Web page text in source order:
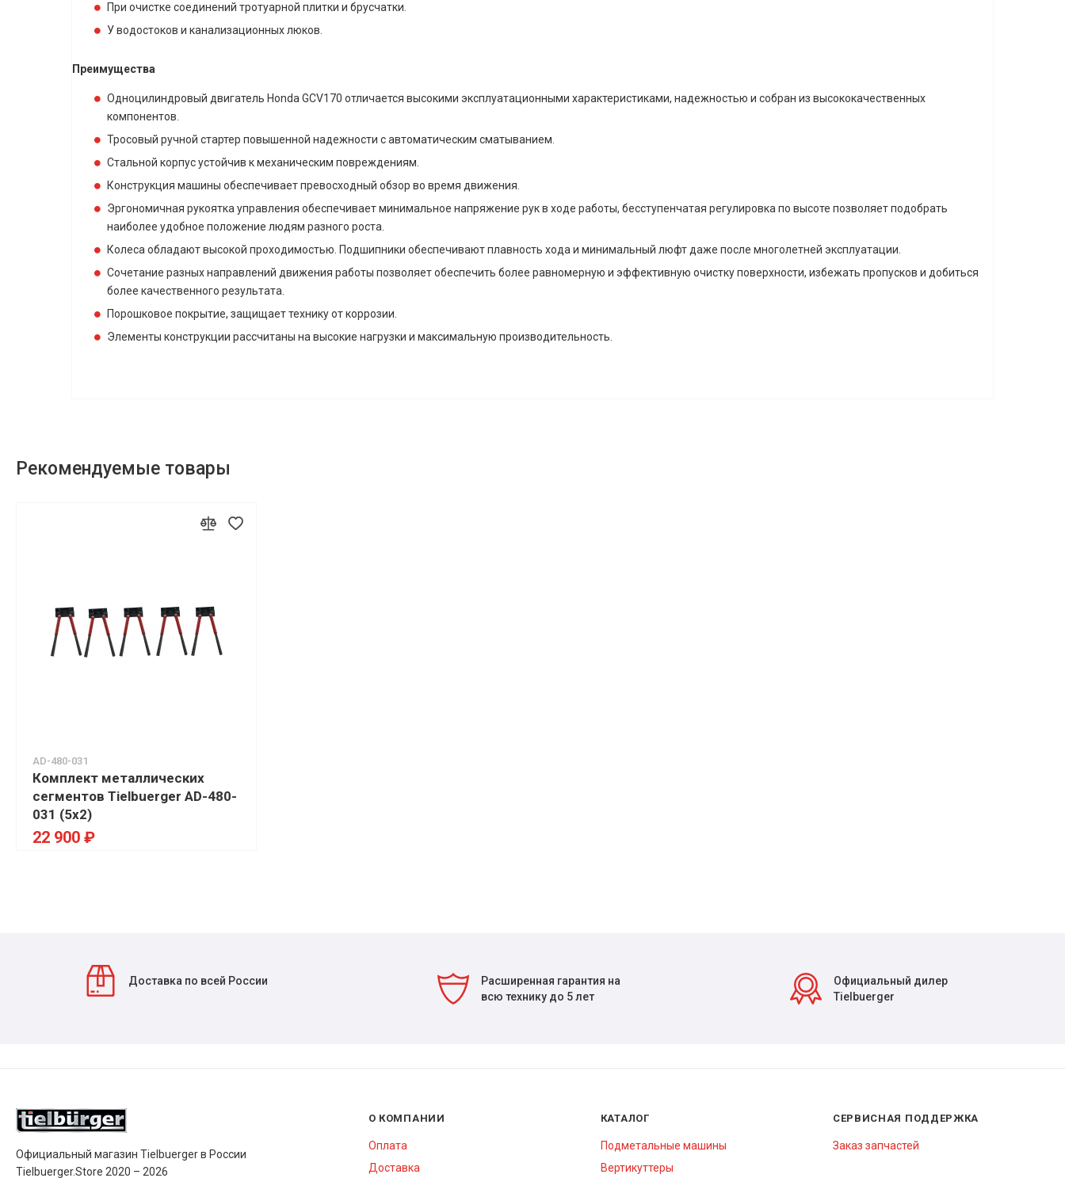
При очистке соединений тротуарной плитки и брусчатки.
У водостоков и канализационных люков.
Преимущества
Одноцилиндровый двигатель Honda GCV170 отличается высокими эксплуатационными характеристиками, надежностью и собран из высококачественных
компонентов.
Тросовый ручной стартер повышенной надежности с автоматическим сматыванием.
Стальной корпус устойчив к механическим повреждениям.
Конструкция машины обеспечивает превосходный обзор во время движения.
Эргономичная рукоятка управления обеспечивает минимальное напряжение рук в ходе работы, бесступенчатая регулировка по высоте позволяет подобрать
наиболее удобное положение людям разного роста.
Колеса обладают высокой проходимостью. Подшипники обеспечивают плавность хода и минимальный люфт даже после многолетней эксплуатации.
Сочетание разных направлений движения работы позволяет обеспечить более равномерную и эффективную очистку поверхности, избежать пропусков и добиться
более качественного результата.
Порошковое покрытие, защищает технику от коррозии.
Элементы конструкции рассчитаны на высокие нагрузки и максимальную производительность.
Рекомендуемые товары
AD-480-031
Комплект металлических
сегментов Tielbuerger AD-480-
031 (5x2)
22 900 ₽
Доставка по всей России
Расширенная гарантия на
всю технику до 5 лет
Официальный дилер
Tielbuerger
Официальный магазин Tielbuerger в России
Tielbuerger.Store 2020 – 2026
О КОМПАНИИ
Оплата
Доставка
КАТАЛОГ
Подметальные машины
Вертикуттеры
СЕРВИСНАЯ ПОДДЕРЖКА
Заказ запчастей